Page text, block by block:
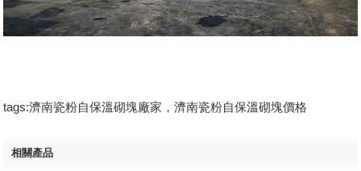
tags:濟南瓷粉自保溫砌塊廠家，濟南瓷粉自保溫砌塊價格
相關產品